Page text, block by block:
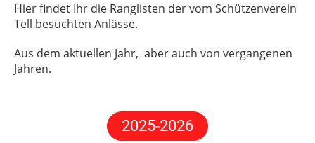
Hier findet Ihr die Ranglisten der vom Schützenverein
Tell besuchten Anlässe.
Aus dem aktuellen Jahr, aber auch von vergangenen
Jahren.
2025-2026